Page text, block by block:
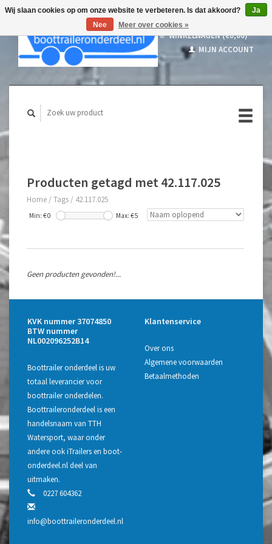
WINKELWAGEN (€0,00)
MIJN ACCOUNT
Producten getagd met 42.117.025
Home / Tags / 42.117.025
Min: €0 Max: €5
Geen producten gevonden!...
KVK nummer 37074850
BTW nummer
NL002096252B14
Boottrailer onderdeel is uw
totaal leverancier voor
boottrailer onderdelen.
Boottraileronderdeel is een
handelsnaam van TTH
Watersport, waar onder
andere ook iTrailers en boot-
onderdeel.nl deel van
uitmaken.
0227 604362
info@boottraileronderdeel.nl
Klantenservice
Over ons
Algemene voorwaarden
Betaalmethoden
Wij slaan cookies op om onze website te verbeteren. Is dat akkoord?
Ja
Nee
Meer over cookies »